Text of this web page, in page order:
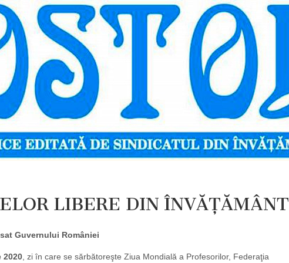
LIBERE DIN ÎNVĂŢĂMÂNT
Guvernului României
2020 , zi în care se sărbătoreşte Ziua Mondială a Profesorilor, Federaţia